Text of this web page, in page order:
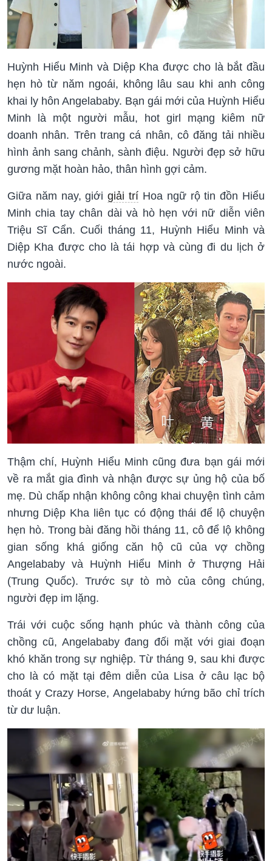
Huỳnh Hiểu Minh và Diệp Kha được cho là bắt đầu
hẹn hò từ năm ngoái, không lâu sau khi anh công
khai ly hôn Angelababy. Bạn gái mới của Huỳnh Hiểu
Minh là một người mẫu, hot girl mạng kiêm nữ
doanh nhân. Trên trang cá nhân, cô đăng tải nhiều
hình ảnh sang chảnh, sành điệu. Người đẹp sở hữu
gương mặt hoàn hảo, thân hình gợi cảm.
Giữa năm nay, giớigiải trí Hoa ngữ rộ tin đồn Hiểu
Minh chia tay chân dài và hò hẹn với nữ diễn viên
Triệu Sĩ Cẩn. Cuối tháng 11, Huỳnh Hiểu Minh và
Diệp Kha được cho là tái hợp và cùng đi du lịch ở
nước ngoài.
Thậm chí, Huỳnh Hiểu Minh cũng đưa bạn gái mới
về ra mắt gia đình và nhận được sự ủng hộ của bố
mẹ. Dù chấp nhận không công khai chuyện tình cảm
nhưng Diệp Kha liên tục có động thái để lộ chuyện
hẹn hò. Trong bài đăng hồi tháng 11, cô để lộ không
gian sống khá giống căn hộ cũ của vợ chồng
Angelababy và Huỳnh Hiểu Minh ở Thượng Hải
(Trung Quốc). Trước sự tò mò của công chúng,
người đẹp im lặng.
Trái với cuộc sống hạnh phúc và thành công của
chồng cũ, Angelababy đang đối mặt với giai đoạn
khó khăn trong sự nghiệp. Từ tháng 9, sau khi được
cho là có mặt tại đêm diễn của Lisa ở câu lạc bộ
thoát y Crazy Horse, Angelababy hứng bão chỉ trích
từ dư luận.